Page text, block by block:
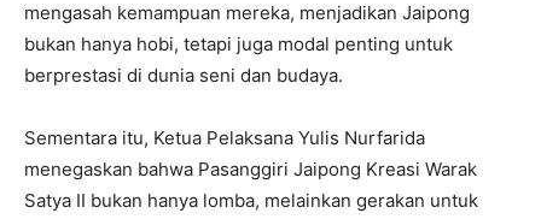
mengasah kemampuan mereka, menjadikan Jaipong
bukan hanya hobi, tetapi juga modal penting untuk
berprestasi di dunia seni dan budaya.
Sementara itu, Ketua Pelaksana Yulis Nurfarida
menegaskan bahwa Pasanggiri Jaipong Kreasi Warak
Satya II bukan hanya lomba, melainkan gerakan untuk